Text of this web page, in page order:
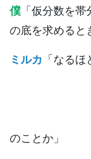
僕 「仮分数を
の底を求めると
ミルカ 「なるほ
のことか」